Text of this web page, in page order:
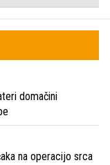
domačini
na operacijo srca